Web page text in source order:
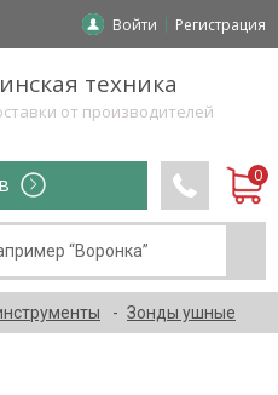
Войти Регистрация
техника
от производителей
Зонды ушные